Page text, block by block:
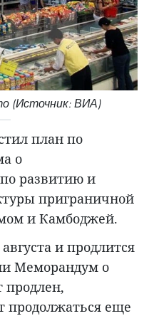
(Источник: ВИА)
план по
о
развитию и
приграничной
и Камбоджей.
и продлится
Меморандум о
продлен,
продолжаться еще